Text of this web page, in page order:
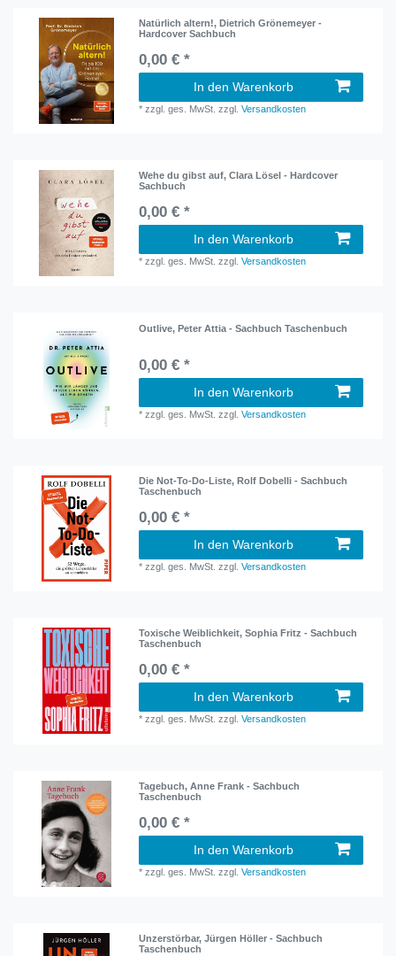
Natürlich altern!, Dietrich Grönemeyer -
Hardcover Sachbuch
0,00 € *
In den Warenkorb
*zzgl. ges. MwSt. zzgl.Versandkosten
Wehe du gibst auf, Clara Lösel - Hardcover
Sachbuch
0,00 € *
In den Warenkorb
*zzgl. ges. MwSt. zzgl.Versandkosten
Outlive, Peter Attia - Sachbuch Taschenbuch
0,00 € *
In den Warenkorb
*zzgl. ges. MwSt. zzgl.Versandkosten
Die Not-To-Do-Liste, Rolf Dobelli - Sachbuch
Taschenbuch
0,00 € *
In den Warenkorb
*zzgl. ges. MwSt. zzgl.Versandkosten
Toxische Weiblichkeit, Sophia Fritz - Sachbuch
Taschenbuch
0,00 € *
In den Warenkorb
*zzgl. ges. MwSt. zzgl.Versandkosten
Tagebuch, Anne Frank - Sachbuch
Taschenbuch
0,00 € *
In den Warenkorb
*zzgl. ges. MwSt. zzgl.Versandkosten
Unzerstörbar, Jürgen Höller - Sachbuch
Taschenbuch